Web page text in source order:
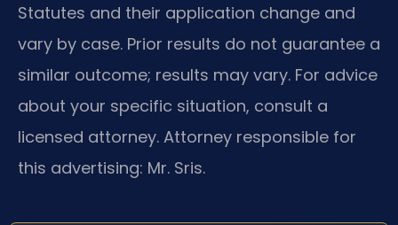
Statutes and their application change and
vary by case. Prior results do not guarantee a
similar outcome; results may vary. For advice
about your specific situation, consult a
licensed attorney. Attorney responsible for
this advertising: Mr. Sris.